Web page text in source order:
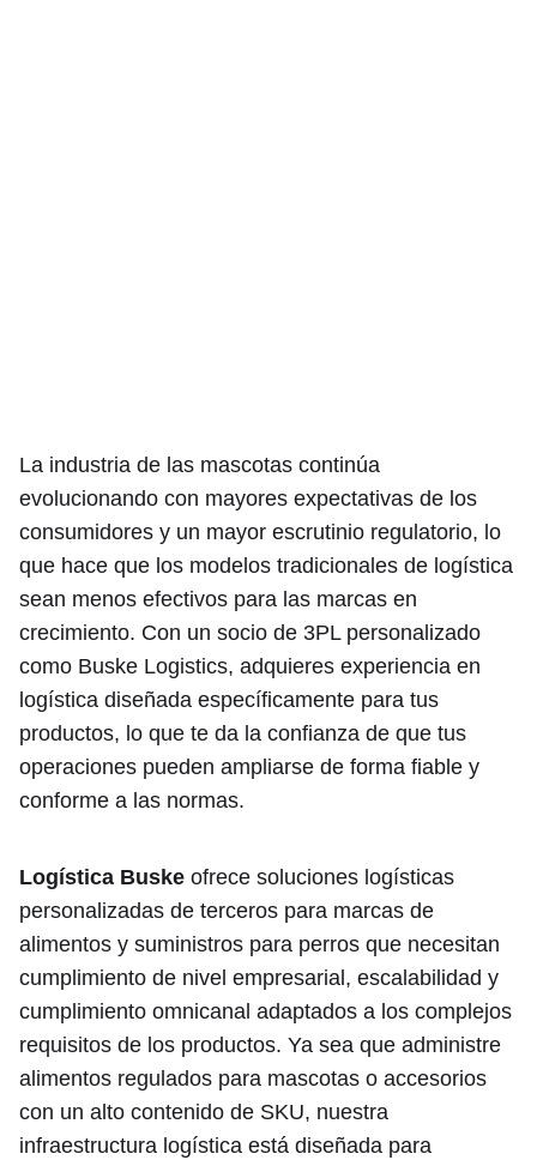
La industria de las mascotas continúa
evolucionando con mayores expectativas de los
consumidores y un mayor escrutinio regulatorio, lo
que hace que los modelos tradicionales de logística
sean menos efectivos para las marcas en
crecimiento. Con un socio de 3PL personalizado
como Buske Logistics, adquieres experiencia en
logística diseñada específicamente para tus
productos, lo que te da la confianza de que tus
operaciones pueden ampliarse de forma fiable y
conforme a las normas.
Logística Buske ofrece soluciones logísticas
personalizadas de terceros para marcas de
alimentos y suministros para perros que necesitan
cumplimiento de nivel empresarial, escalabilidad y
cumplimiento omnicanal adaptados a los complejos
requisitos de los productos. Ya sea que administre
alimentos regulados para mascotas o accesorios
con un alto contenido de SKU, nuestra
infraestructura logística está diseñada para